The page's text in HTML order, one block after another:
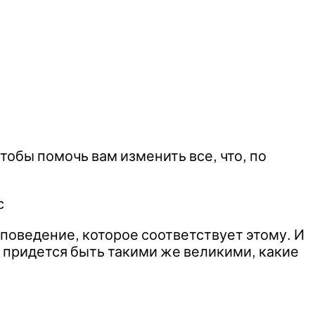
помочь вам изменить все, что, по
которое соответствует этому. И
быть такими же великими, какие